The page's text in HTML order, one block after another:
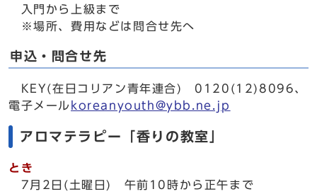
入門から上級まで
※場所、費用などは問合せ先へ
申込・問合せ先
KEY(在日コリアン青年連合) 0120(12)8096、
電子メール koreanyouth@ybb.ne.jp
アロマテラピー「香りの教室」
とき
7月2日(土曜日) 午前10時から正午まで